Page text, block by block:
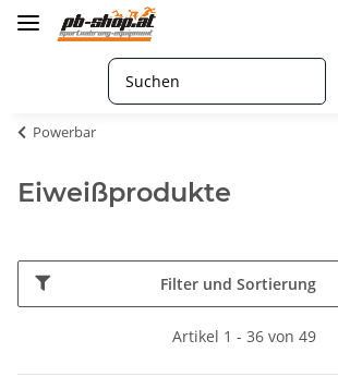
Powerbar
Eiweißprodukte
Filter und Sortierung
Artikel 1 - 36 von 49